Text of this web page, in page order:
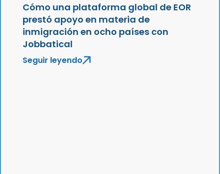
Cómo una plataforma global de EOR
prestó apoyo en materia de
inmigración en ocho países con
Jobbatical
Seguir leyendo